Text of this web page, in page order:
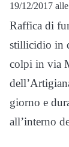
19/12/2017
Raffica di
stillicidio in
colpi in via
giorno e
all’interno